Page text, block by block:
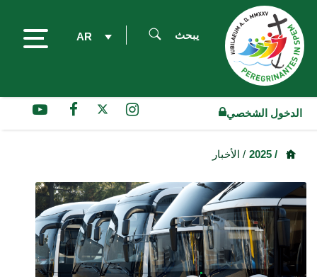
AR يبحث
الدخول الشخصي
/ الأخبار / 2025